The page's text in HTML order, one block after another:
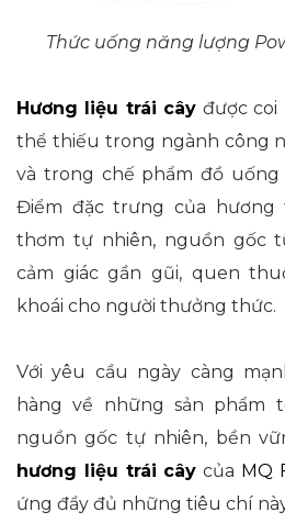
Thức uống năng lượng
Hương liệu trái cây được coi
thể thiếu trong ngành công
và trong chế phẩm đồ uống
Điểm đặc trưng của hương
thơm tự nhiên, nguồn gốc
cảm giác gần gũi, quen
khoái cho người thưởng thức.
Với yêu cầu ngày càng
hàng về những sản phẩm
nguồn gốc tự nhiên, bền
hương liệu trái cây của MQ
ứng đầy đủ những tiêu chí